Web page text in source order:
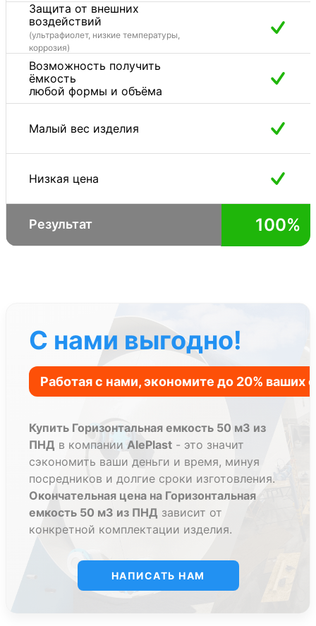
Защита от внешних
воздействий
(ультрафиолет, низкие температуры,
коррозия)
Возможность получить
ёмкость
любой формы и объёма
Малый вес изделия
Низкая цена
Результат 100%
С нами выгодно!
Купить Горизонтальная емкость 50 м3 из
ПНД в компании AlePlast - это значит
сэкономить ваши деньги и время, минуя
посредников и долгие сроки изготовления.
Окончательная цена на Горизонтальная
емкость 50 м3 из ПНД зависит от
конкретной комплектации изделия.
НАПИСАТЬ НАМ